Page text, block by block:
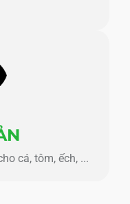
cá, tôm, ếch, ...